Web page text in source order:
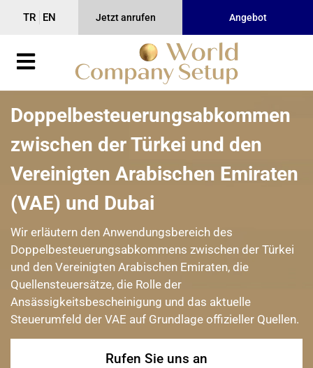
TR EN Jetzt anrufen Angebot
Doppelbesteuerungsabkommen
zwischen der Türkei und den
Vereinigten Arabischen Emiraten
(VAE) und Dubai
Wir erläutern den Anwendungsbereich des
Doppelbesteuerungsabkommens zwischen der Türkei
und den Vereinigten Arabischen Emiraten, die
Quellensteuersätze, die Rolle der
Ansässigkeitsbescheinigung und das aktuelle
Steuerumfeld der VAE auf Grundlage offizieller Quellen.
Rufen Sie uns an